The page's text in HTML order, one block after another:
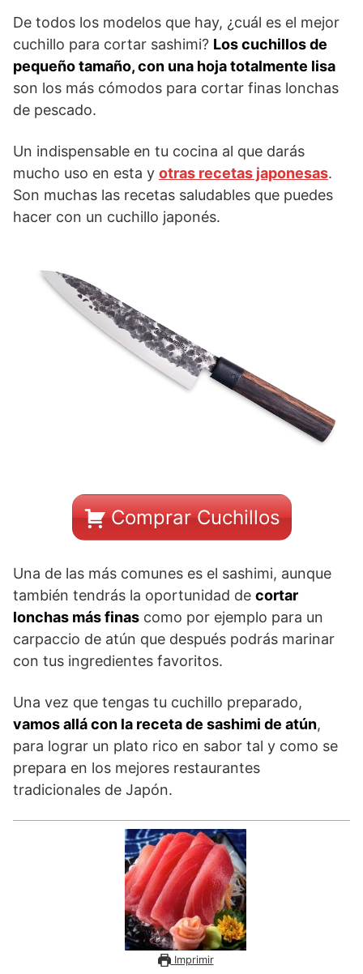
De todos los modelos que hay, ¿cuál es el mejor
cuchillo para cortar sashimi? Los cuchillos de
pequeño tamaño, con una hoja totalmente lisa
son los más cómodos para cortar finas lonchas
de pescado.
Un indispensable en tu cocina al que darás
mucho uso en esta y otras recetas japonesas.
Son muchas las recetas saludables que puedes
hacer con un cuchillo japonés.
Comprar Cuchillos
Una de las más comunes es el sashimi, aunque
también tendrás la oportunidad de cortar
lonchas más finas como por ejemplo para un
carpaccio de atún que después podrás marinar
con tus ingredientes favoritos.
Una vez que tengas tu cuchillo preparado,
vamos allá con la receta de sashimi de atún,
para lograr un plato rico en sabor tal y como se
prepara en los mejores restaurantes
tradicionales de Japón.
Imprimir